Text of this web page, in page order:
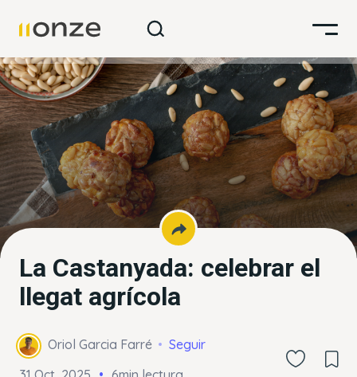
La Castanyada: celebrar el
llegat agrícola
Oriol Garcia Farré
Seguir